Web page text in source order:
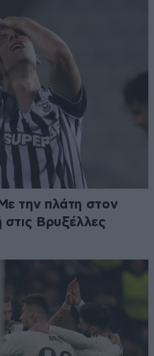
την πλάτη στον
στις Βρυξέλλες